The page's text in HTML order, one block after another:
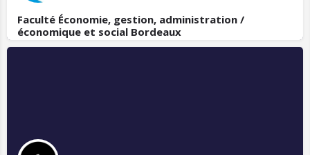
Faculté Économie, gestion, administration /
économique et social Bordeaux